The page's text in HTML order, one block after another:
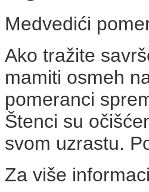
Medvedići
Ako tražite
mamiti osmeh
pomeranci
Štenci su
svom uzrastu.
Za više